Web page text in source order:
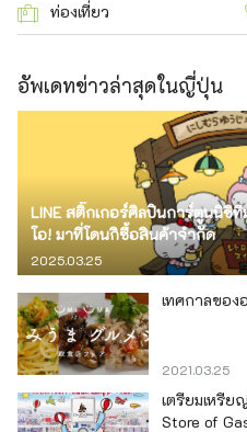
ท่องเที่ยว
อัพเดทข่าวล่าสุดในญี่ปุ่น
LINE สติ๊กเกอร์ศิลปินการ์ตูนนิชิ
โอ! มาที่โดนกิซื้อสินค้าจำกัด
2025.03.25
เทศกาลของ
2021.03.25
เตรียมเหรีย
Store of